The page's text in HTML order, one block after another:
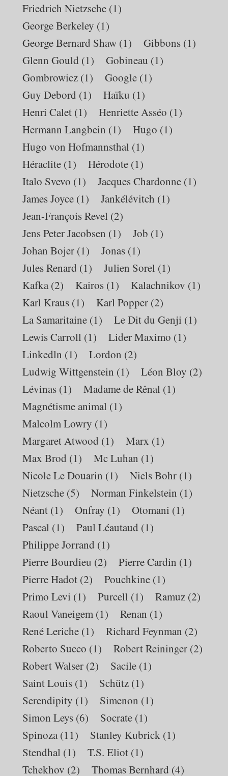
Friedrich Nietzsche (1)
George Berkeley (1)
George Bernard Shaw (1) Gibbons (1)
Glenn Gould (1) Gobineau (1)
Gombrowicz (1) Google (1)
Guy Debord (1) Haïku (1)
Henri Calet (1) Henriette Asséo (1)
Hermann Langbein (1) Hugo (1)
Hugo von Hofmannsthal (1)
Héraclite (1) Hérodote (1)
Italo Svevo (1) Jacques Chardonne (1)
James Joyce (1) Jankélévitch (1)
Jean-François Revel (2)
Jens Peter Jacobsen (1) Job (1)
Johan Bojer (1) Jonas (1)
Jules Renard (1) Julien Sorel (1)
Kafka (2) Kairos (1) Kalachnikov (1)
Karl Kraus (1) Karl Popper (2)
La Samaritaine (1) Le Dit du Genji (1)
Lewis Carroll (1) Lider Maximo (1)
Linkedln (1) Lordon (2)
Ludwig Wittgenstein (1) Léon Bloy (2)
Lévinas (1) Madame de Rênal (1)
Magnétisme animal (1)
Malcolm Lowry (1)
Margaret Atwood (1) Marx (1)
Max Brod (1) Mc Luhan (1)
Nicole Le Douarin (1) Niels Bohr (1)
Nietzsche (5) Norman Finkelstein (1)
Néant (1) Onfray (1) Otomani (1)
Pascal (1) Paul Léautaud (1)
Philippe Jorrand (1)
Pierre Bourdieu (2) Pierre Cardin (1)
Pierre Hadot (2) Pouchkine (1)
Primo Levi (1) Purcell (1) Ramuz (2)
Raoul Vaneigem (1) Renan (1)
René Leriche (1) Richard Feynman (2)
Roberto Succo (1) Robert Reininger (2)
Robert Walser (2) Sacile (1)
Saint Louis (1) Schütz (1)
Serendipity (1) Simenon (1)
Simon Leys (6) Socrate (1)
Spinoza (11) Stanley Kubrick (1)
Stendhal (1) T.S. Eliot (1)
Tchekhov (2) Thomas Bernhard (4)